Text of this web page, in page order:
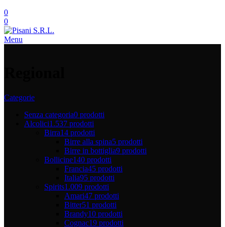
0
0
Menu
Categorie
Senza categoria0 prodotti
Alcolici1.537 prodotti
Birra14 prodotti
Birre alla spina5 prodotti
Birre in bottiglia9 prodotti
Bollicine140 prodotti
Francia45 prodotti
Italia95 prodotti
Spirits1.009 prodotti
Amari47 prodotti
Bitter51 prodotti
Brandy10 prodotti
Cognac19 prodotti